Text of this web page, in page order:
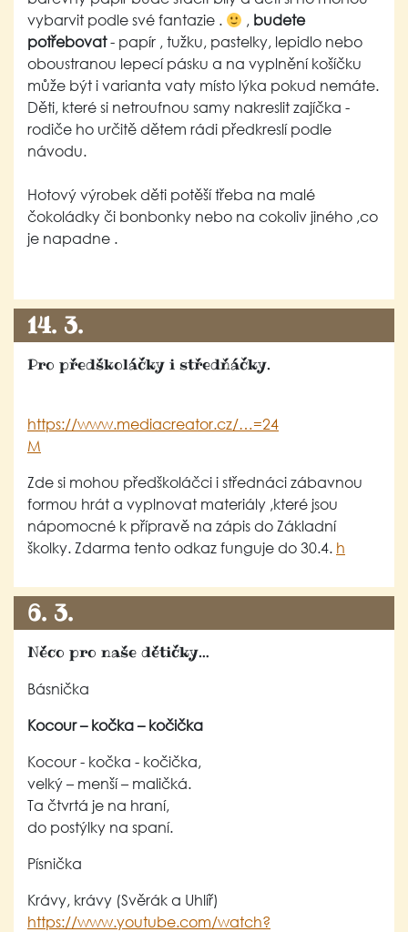
vybarvit podle své fantazie .
, budete
potřebovat- papír , tužku, pastelky, lepidlo nebo
oboustranou lepecí pásku a na vyplnění košíčku
může být i varianta vaty místo lýka pokud nemáte.
Děti, které si netroufnou samy nakreslit zajíčka -
rodiče ho určitě dětem rádi předkreslí podle
návodu.
Hotový výrobek děti potěší třeba na malé
čokoládky či bonbonky nebo na cokoliv jiného ,co
je napadne .
14. 3.
Pro předškoláčky i středňáčky.
https://www.mediacreator.cz/…=24
M
Zde si mohou předškoláčci i střednáci zábavnou
formou hrát a vyplnovat materiály ,které jsou
nápomocné k přípravě na zápis do Základní
školky. Zdarma tento odkaz funguje do 30.4. h
6. 3.
Něco pro naše dětičky…
Básnička
Kocour – kočka – kočička
Kocour - kočka - kočička,
velký – menší – maličká.
Ta čtvrtá je na hraní,
do postýlky na spaní.
Písnička
Krávy, krávy (Svěrák a Uhlíř)
https://www.youtube.com/watch?